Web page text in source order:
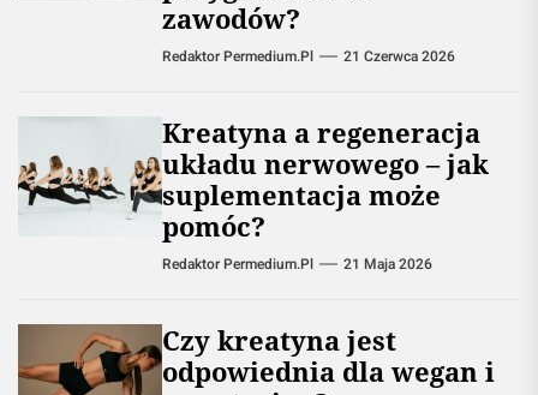
zawodów?
Redaktor Permedium.pl 21 Czerwca 2026
Kreatyna a regeneracja
układu nerwowego – jak
suplementacja może
pomóc?
Redaktor Permedium.pl 21 Maja 2026
Czy kreatyna jest
odpowiednia dla wegan i